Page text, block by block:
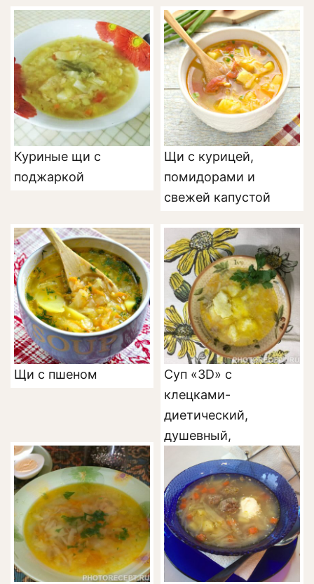
Куриные щи с
поджаркой
Щи с курицей,
помидорами и
свежей капустой
Щи с пшеном
Суп «3D» с
клецками-
диетический,
душевный,
деликатный